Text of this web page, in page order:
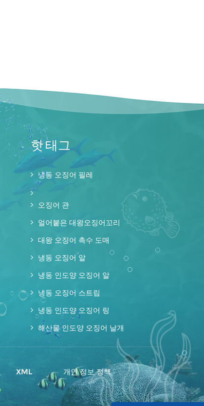
핫 태그
냉동 오징어 필레
오징어 관
얼어붙은 대왕오징어꼬리
대왕 오징어 촉수 도매
냉동 오징어 알
냉동 인도양 오징어 알
냉동 오징어 스트립
냉동 인도양 오징어 링
해산물 인도양 오징어 날개
XML 개인 정보 정책